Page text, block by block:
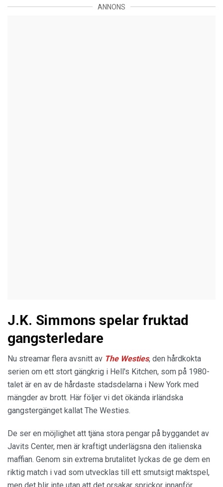
ANNONS
J.K. Simmons spelar fruktad
gangsterledare
Nu streamar flera avsnitt av The Westies, den hårdkokta
serien om ett stort gängkrig i Hell's Kitchen, som på 1980-
talet är en av de hårdaste stadsdelarna i New York med
mängder av brott. Här följer vi det ökända irländska
gangstergänget kallat The Westies.
De ser en möjlighet att tjäna stora pengar på byggandet av
Javits Center, men är kraftigt underlägsna den italienska
maffian. Genom sin extrema brutalitet lyckas de ge dem en
riktig match i vad som utvecklas till ett smutsigt maktspel,
men det blir inte utan att det orsakar sprickor innanför